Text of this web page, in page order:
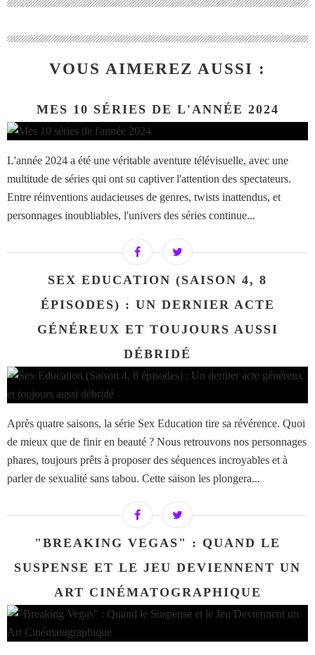
VOUS AIMEREZ AUSSI :
MES 10 SÉRIES DE L'ANNÉE 2024
L'année 2024 a été une véritable aventure télévisuelle, avec une
multitude de séries qui ont su captiver l'attention des spectateurs.
Entre réinventions audacieuses de genres, twists inattendus, et
personnages inoubliables, l'univers des séries continue...
SEX EDUCATION (SAISON 4, 8
ÉPISODES) : UN DERNIER ACTE
GÉNÉREUX ET TOUJOURS AUSSI
DÉBRIDÉ
Après quatre saisons, la série Sex Education tire sa révérence. Quoi
de mieux que de finir en beauté ? Nous retrouvons nos personnages
phares, toujours prêts à proposer des séquences incroyables et à
parler de sexualité sans tabou. Cette saison les plongera...
"BREAKING VEGAS" : QUAND LE
SUSPENSE ET LE JEU DEVIENNENT UN
ART CINÉMATOGRAPHIQUE